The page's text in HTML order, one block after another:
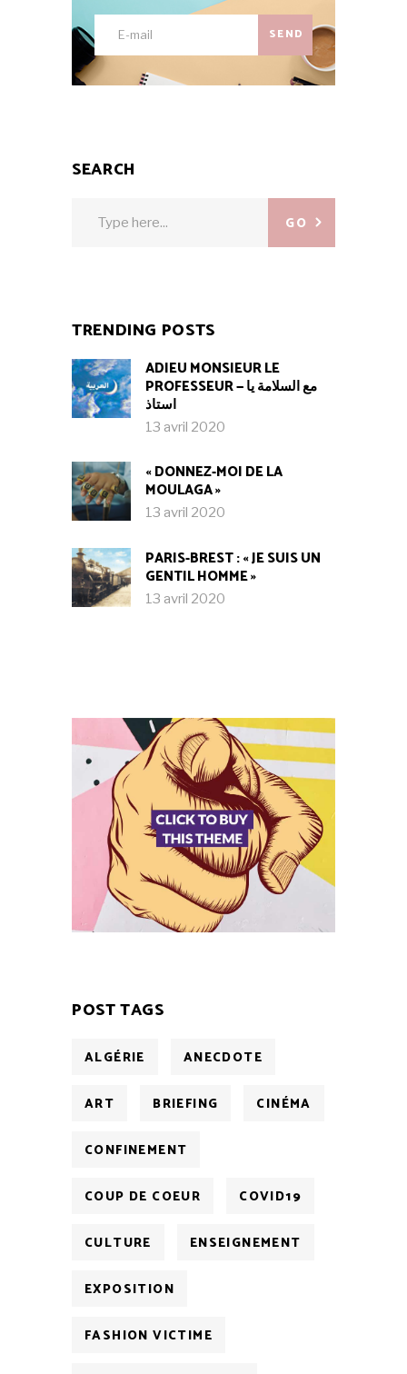
SEND
SEARCH
GO
TRENDING POSTS
ADIEU MONSIEUR LE
PROFESSEUR — مع السلامة يا
استاذ
13 avril 2020
« DONNEZ-MOI DE LA
MOULAGA »
13 avril 2020
PARIS-BREST : « JE SUIS UN
GENTIL HOMME »
13 avril 2020
POST TAGS
ALGÉRIE ANECDOTE
ART BRIEFING CINÉMA
CONFINEMENT
COUP DE COEUR COVID19
CULTURE ENSEIGNEMENT
EXPOSITION
FASHION VICTIME